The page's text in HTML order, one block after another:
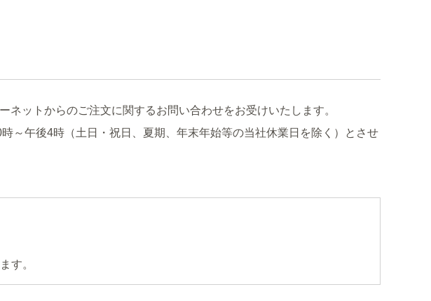
ットからのご注文に関するお問い合わせをお受けいたします。
～午後4時（土日・祝日、夏期、年末年始等の当社休業日を除く）とさせ
す。